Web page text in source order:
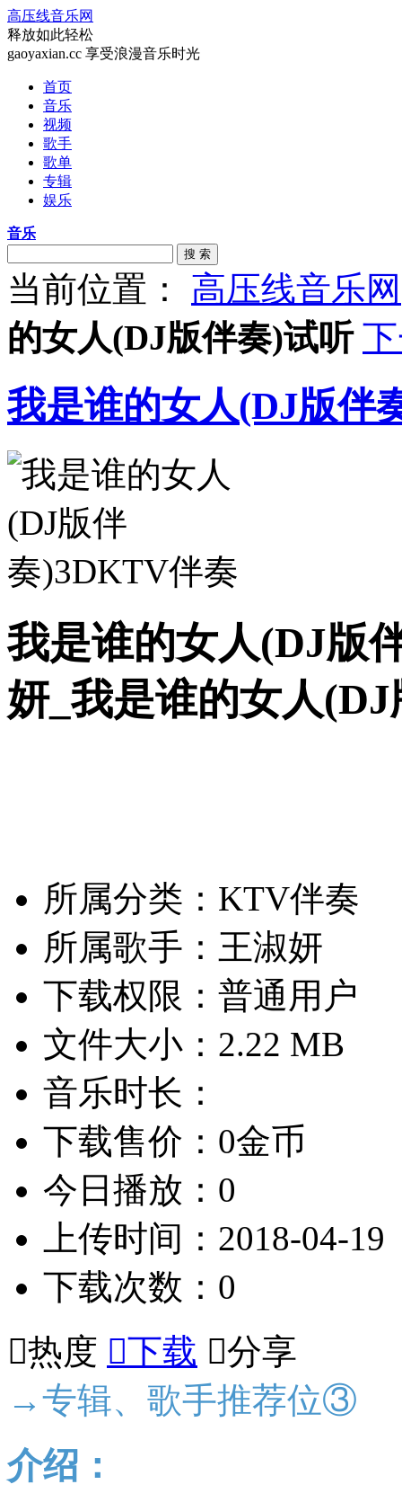
高压线音乐网
释放如此轻松
gaoyaxian.cc 享受浪漫音乐时光
首页
音乐
视频
歌手
歌单
专辑
娱乐
音乐
搜 索
当前位置： 高压线音乐网
的女人(DJ版伴奏)试听
我是谁的女人(DJ版伴
我是谁的女人(DJ版
妍_我是谁的女人
所属分类：KTV伴奏
所属歌手：王淑妍
下载权限：普通用户
文件大小：2.22 MB
音乐时长：
下载售价：0金币
今日播放：0
上传时间：2018-04-19
下载次数：0
热度 下载 分享
→专辑、歌手推荐位③
介绍：